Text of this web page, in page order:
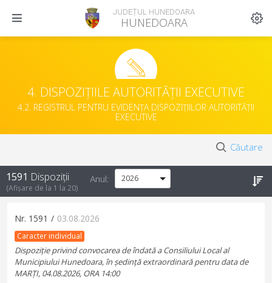
JUDEȚUL HUNEDOARA
HUNEDOARA
4. DISPOZIȚIILE AUTORITĂȚII EXECUTIVE
4.2. REGISTRUL PENTRU EVIDENȚA DISPOZIȚIILOR AUTORITĂȚII
EXECUTIVE
Căutare
1591 Dispoziții
(Afișare de la 1 la 20)
Anul:
Nr. 1591 / 03.08.2026
Caracter individual
Dispoziție privind convocarea de îndată a Consiliului Local al
Municipiului Hunedoara, în ședință extraordinară pentru data de
MARȚI, 04.08.2026, ORA 14:00